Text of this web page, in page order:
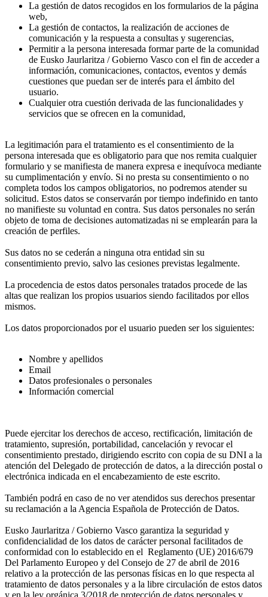
La gestión de datos recogidos en los formularios de la página
web,
La gestión de contactos, la realización de acciones de
comunicación y la respuesta a consultas y sugerencias,
Permitir a la persona interesada formar parte de la comunidad
de Eusko Jaurlaritza / Gobierno Vasco con el fin de acceder a
información, comunicaciones, contactos, eventos y demás
cuestiones que puedan ser de interés para el ámbito del
usuario.
Cualquier otra cuestión derivada de las funcionalidades y
servicios que se ofrecen en la comunidad,
La legitimación para el tratamiento es el consentimiento de la
persona interesada que es obligatorio para que nos remita cualquier
formulario y se manifiesta de manera expresa e inequívoca mediante
su cumplimentación y envío. Si no presta su consentimiento o no
completa todos los campos obligatorios, no podremos atender su
solicitud. Estos datos se conservarán por tiempo indefinido en tanto
no manifieste su voluntad en contra. Sus datos personales no serán
objeto de toma de decisiones automatizadas ni se emplearán para la
creación de perfiles.
Sus datos no se cederán a ninguna otra entidad sin su
consentimiento previo, salvo las cesiones previstas legalmente.
La procedencia de estos datos personales tratados procede de las
altas que realizan los propios usuarios siendo facilitados por ellos
mismos.
Los datos proporcionados por el usuario pueden ser los siguientes:
Nombre y apellidos
Email
Datos profesionales o personales
Información comercial
Puede ejercitar los derechos de acceso, rectificación, limitación de
tratamiento, supresión, portabilidad, cancelación y revocar el
consentimiento prestado, dirigiendo escrito con copia de su DNI a la
atención del Delegado de protección de datos, a la dirección postal o
electrónica indicada en el encabezamiento de este escrito.
También podrá en caso de no ver atendidos sus derechos presentar
su reclamación a la Agencia Española de Protección de Datos.
Eusko Jaurlaritza / Gobierno Vasco garantiza la seguridad y
confidencialidad de los datos de carácter personal facilitados de
conformidad con lo establecido en el Reglamento (UE) 2016/679
Del Parlamento Europeo y del Consejo de 27 de abril de 2016
relativo a la protección de las personas físicas en lo que respecta al
tratamiento de datos personales y a la libre circulación de estos datos